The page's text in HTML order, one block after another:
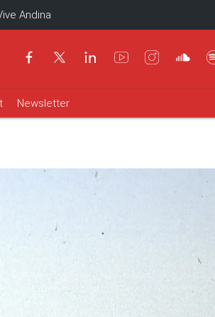
Andina
Newsletter